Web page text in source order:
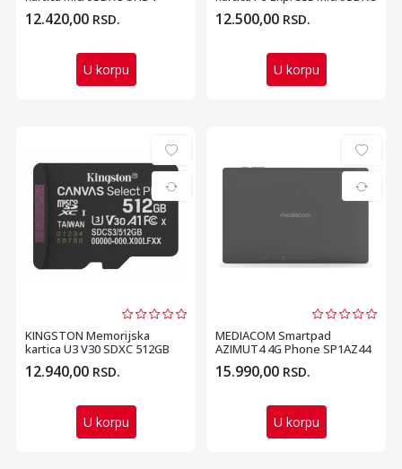
128GB MB-MH256T
12.420,00 RSD.
U korpu
Card 256GB MB-MK256T
12.500,00 RSD.
U korpu
KINGSTON Memorijska
kartica U3 V30 SDXC 512GB
Canvas Select Plus G3...
12.940,00 RSD.
U korpu
MEDIACOM Smartpad
AZIMUT4 4G Phone SP1AZ44
10.5 inch T606 Octa Core...
15.990,00 RSD.
U korpu